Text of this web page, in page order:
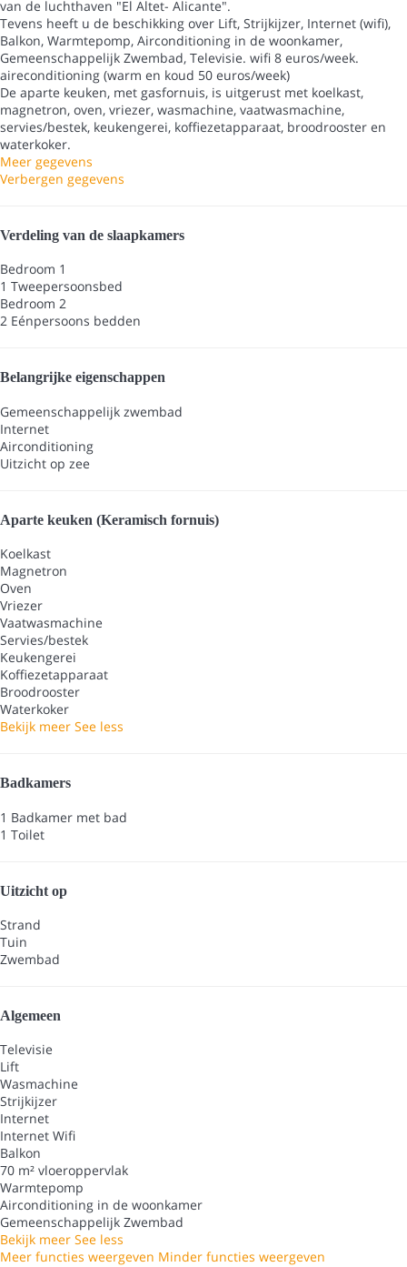
van de luchthaven "El Altet- Alicante".
Tevens heeft u de beschikking over Lift, Strijkijzer, Internet (wifi),
Balkon, Warmtepomp, Airconditioning in de woonkamer,
Gemeenschappelijk Zwembad, Televisie. wifi 8 euros/week.
aireconditioning (warm en koud 50 euros/week)
De aparte keuken, met gasfornuis, is uitgerust met koelkast,
magnetron, oven, vriezer, wasmachine, vaatwasmachine,
servies/bestek, keukengerei, koffiezetapparaat, broodrooster en
waterkoker.
Meer gegevens
Verbergen gegevens
Verdeling van de slaapkamers
Bedroom 1
1 Tweepersoonsbed
Bedroom 2
2 Eénpersoons bedden
Belangrijke eigenschappen
Gemeenschappelijk zwembad
Internet
Airconditioning
Uitzicht op zee
Aparte keuken (Keramisch fornuis)
Koelkast
Magnetron
Oven
Vriezer
Vaatwasmachine
Servies/bestek
Keukengerei
Koffiezetapparaat
Broodrooster
Waterkoker
Bekijk meer See less
Badkamers
1 Badkamer met bad
1 Toilet
Uitzicht op
Strand
Tuin
Zwembad
Algemeen
Televisie
Lift
Wasmachine
Strijkijzer
Internet
Internet Wifi
Balkon
70 m² vloeroppervlak
Warmtepomp
Airconditioning in de woonkamer
Gemeenschappelijk Zwembad
Bekijk meer See less
Meer functies weergeven Minder functies weergeven